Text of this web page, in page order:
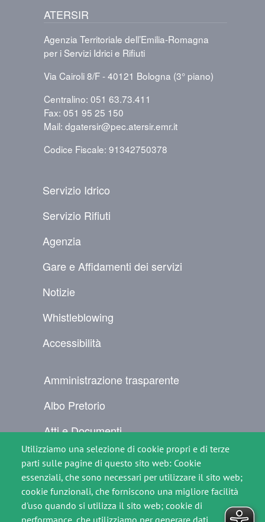
Utilizziamo una selezione di cookie propri e di terze
parti sulle pagine di questo sito web: Cookie
essenziali, che sono necessari per utilizzare il sito web;
cookie funzionali, che forniscono una migliore facilità
d'uso quando si utilizza il sito web; cookie di
ATERSIR
Agenzia Territoriale dell’Emilia-Romagna
per i Servizi Idrici e Rifiuti
Via Cairoli 8/F - 40121 Bologna (3° piano)
Centralino: 051 63.73.411
Fax: 051 95 25 150
Mail: dgatersir@pec.atersir.emr.it
Codice Fiscale: 91342750378
Servizio Idrico
Servizio Rifiuti
Agenzia
Gare e Affidamenti dei servizi
Notizie
Whistleblowing
Accessibilità
Amministrazione trasparente
Albo Pretorio
Atti e Documenti
Per il cittadino
Comunicati Stampa
Contatti